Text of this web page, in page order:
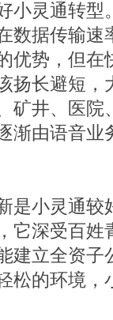
小灵通转型
数据传输速
优势，但在
扬长避短，
矿井、医院
渐由语音业
小灵通较
它深受百姓
建立全资子
松的环境，